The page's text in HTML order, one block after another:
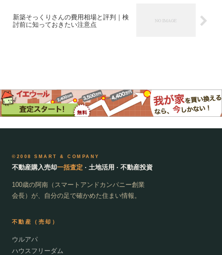
新築そっくりさんの費用相場と評判｜検
討前に知っておきたい注意点
©2008 SMART & COMPANY
不動産購入売却一括査定 · 土地活用 · 不動産投資
100歳の阿南（スマートアンドカンパニー創業
会長）が、自分の足で確かめた住まい情報。
不動産（売却）
ウルアパ
ハウスフリーダム